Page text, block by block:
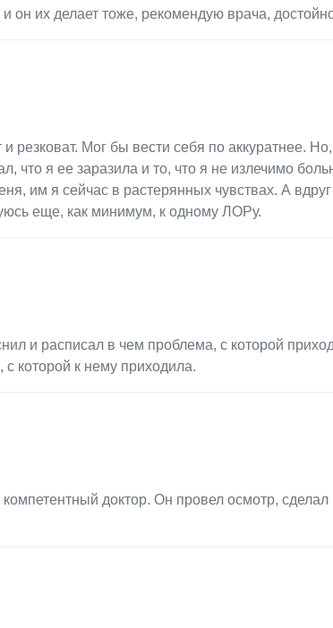
он их делает тоже, рекомендую врача,
резковат. Мог бы вести себя по аккуратнее.
что я ее заразила и то, что я не излечимо
им я сейчас в растерянных чувствах. А
еще, как минимум, к одному ЛОРу.
и расписал в чем проблема, с которой
с которой к нему приходила.
доктор. Он провел осмотр, сделал